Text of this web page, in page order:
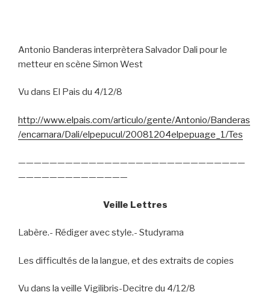
Antonio Banderas interprètera Salvador Dali pour le
metteur en scène Simon West
Vu dans El Pais du 4/12/8
http://www.elpais.com/articulo/gente/Antonio/Banderas
/encarnara/Dali/elpepucul/20081204elpepuage_1/Tes
—————————————————————————————
——————————————
Veille Lettres
Labère.- Rédiger avec style.- Studyrama
Les difficultés de la langue, et des extraits de copies
Vu dans la veille Vigilibris-Decitre du 4/12/8